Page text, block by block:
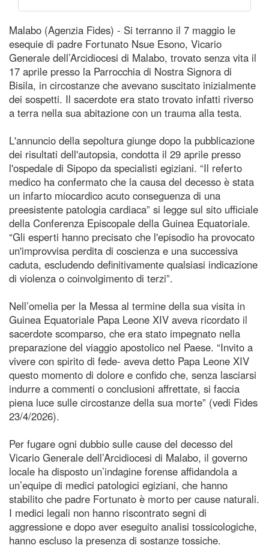
Malabo (Agenzia Fides) - Si terranno il 7 maggio le
esequie di padre Fortunato Nsue Esono, Vicario
Generale dell’Arcidiocesi di Malabo, trovato senza vita il
17 aprile presso la Parrocchia di Nostra Signora di
Bisila, in circostanze che avevano suscitato inizialmente
dei sospetti. Il sacerdote era stato trovato infatti riverso
a terra nella sua abitazione con un trauma alla testa.
L'annuncio della sepoltura giunge dopo la pubblicazione
dei risultati dell'autopsia, condotta il 29 aprile presso
l'ospedale di Sipopo da specialisti egiziani. “Il referto
medico ha confermato che la causa del decesso è stata
un infarto miocardico acuto conseguenza di una
preesistente patologia cardiaca” si legge sul sito ufficiale
della Conferenza Episcopale della Guinea Equatoriale.
“Gli esperti hanno precisato che l'episodio ha provocato
un'improvvisa perdita di coscienza e una successiva
caduta, escludendo definitivamente qualsiasi indicazione
di violenza o coinvolgimento di terzi”.
Nell’omelia per la Messa al termine della sua visita in
Guinea Equatoriale Papa Leone XIV aveva ricordato il
sacerdote scomparso, che era stato impegnato nella
preparazione del viaggio apostolico nel Paese. “Invito a
vivere con spirito di fede- aveva detto Papa Leone XIV
questo momento di dolore e confido che, senza lasciarsi
indurre a commenti o conclusioni affrettate, si faccia
piena luce sulle circostanze della sua morte” (vedi Fides
23/4/2026).
Per fugare ogni dubbio sulle cause del decesso del
Vicario Generale dell’Arcidiocesi di Malabo, il governo
locale ha disposto un’indagine forense affidandola a
un’equipe di medici patologici egiziani, che hanno
stabilito che padre Fortunato è morto per cause naturali.
I medici legali non hanno riscontrato segni di
aggressione e dopo aver eseguito analisi tossicologiche,
hanno escluso la presenza di sostanze tossiche.